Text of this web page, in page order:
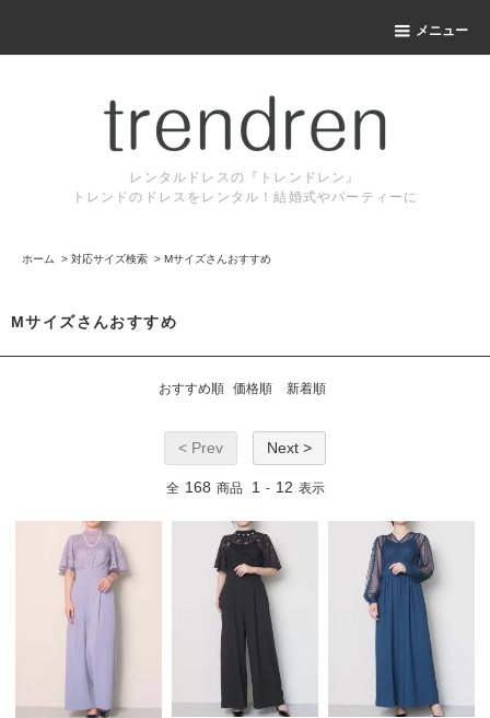
メニュー
レンタルドレスの『トレンドレン』
トレンドのドレスをレンタル！結婚式やパーティーに
ホーム > 対応サイズ検索 > Mサイズさんおすすめ
Mサイズさんおすすめ
おすすめ順 価格順 新着順
< Prev Next >
全 168 商品 1 - 12 表示